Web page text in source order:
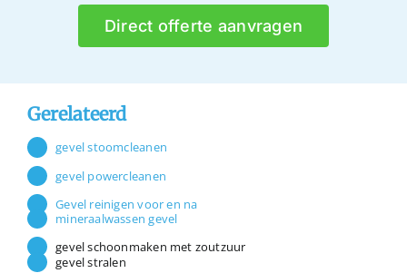
Direct offerte aanvragen
Gerelateerd
gevel stoomcleanen
gevel powercleanen
Gevel reinigen voor en na
mineraalwassen gevel
gevel schoonmaken met zoutzuur
gevel stralen